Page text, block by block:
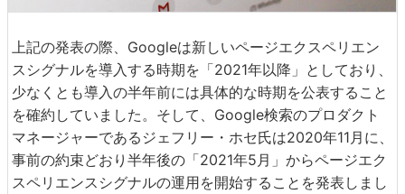
上記の発表の際、Googleは新しいページエクスペリエン
スシグナルを導入する時期を「2021年以降」としており、
少なくとも導入の半年前には具体的な時期を公表すること
を確約していました。そして、Google検索のプロダクト
マネージャーであるジェフリー・ホセ氏は2020年11月に、
事前の約束どおり半年後の「2021年5月」からページエク
スペリエンスシグナルの運用を開始することを発表しまし